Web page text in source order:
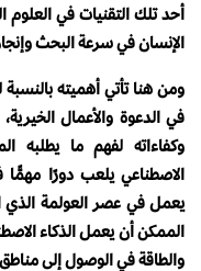
أحد تلك التقنيات في العلوم
الإنسان في سرعة البحث
ومن هنا تأتي أهميته
في الدعوة والأعمال
وكفاءاته لفهم ما يطلبه
الاصطناعي يلعب دورًا مهمًّا
يعمل في عصر العولمة الذي
الممكن أن يعمل الذكاء
والطاقة في الوصول إلى